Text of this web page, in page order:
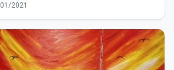
29.07.2026 | 01/2021